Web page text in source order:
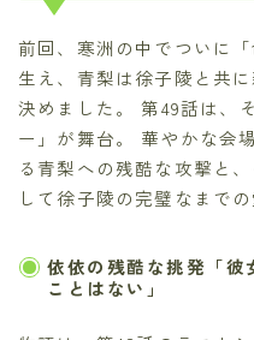
前回、寒洲の中でついに
生え、青梨は徐子陵と共
決めました。 第49話は、
ー」が舞台。 華やかな会
る青梨への残酷な攻撃と
して徐子陵の完璧なまで
依依の残酷な挑発「彼
ことはない」